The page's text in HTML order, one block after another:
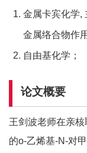
金属卡宾化学,
金属络合物作
自由基化学；
论文概要
王剑波老师在亲
的o-乙烯基-N-对